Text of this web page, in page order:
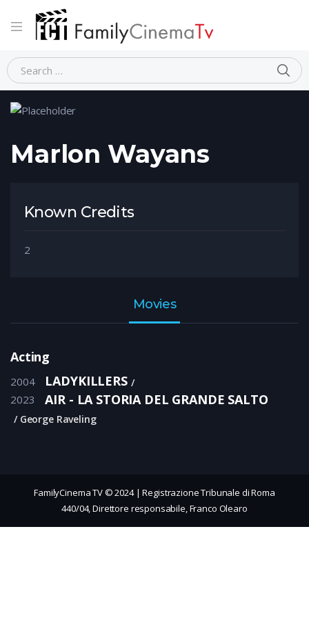
Home Person Marlon Wayans
Marlon Wayans
Known Credits
2
Movies
Acting
2004 LADYKILLERS
2023 AIR - LA STORIA DEL GRANDE SALTO
George Raveling
FamilyCinema TV © 2024 | Registrazione Tribunale di Roma
440/04, Direttore responsabile, Franco Olearo